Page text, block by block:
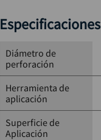
Especificaciones
Diámetro de
perforación
Herramienta de
aplicación
Superficie de
Aplicación